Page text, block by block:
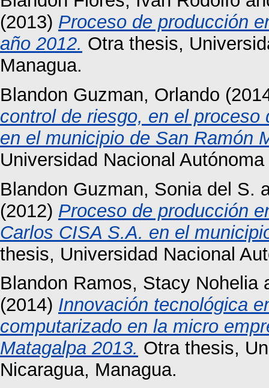
(2013) Proceso de producción
año 2012. Otra thesis,
Managua.
Blandon Guzman, Orlando
control de riesgo, en el
en el municipio de San Ramón
Universidad Nacional
Blandon Guzman, Sonia del S.
(2012) Proceso de producción
Carlos CISA S.A. en el
thesis, Universidad Nacional
Blandon Ramos, Stacy Nohelia
(2014) Innovación tecnológica
computarizado en la micro
Matagalpa 2013. Otra thesis,
Nicaragua, Managua.